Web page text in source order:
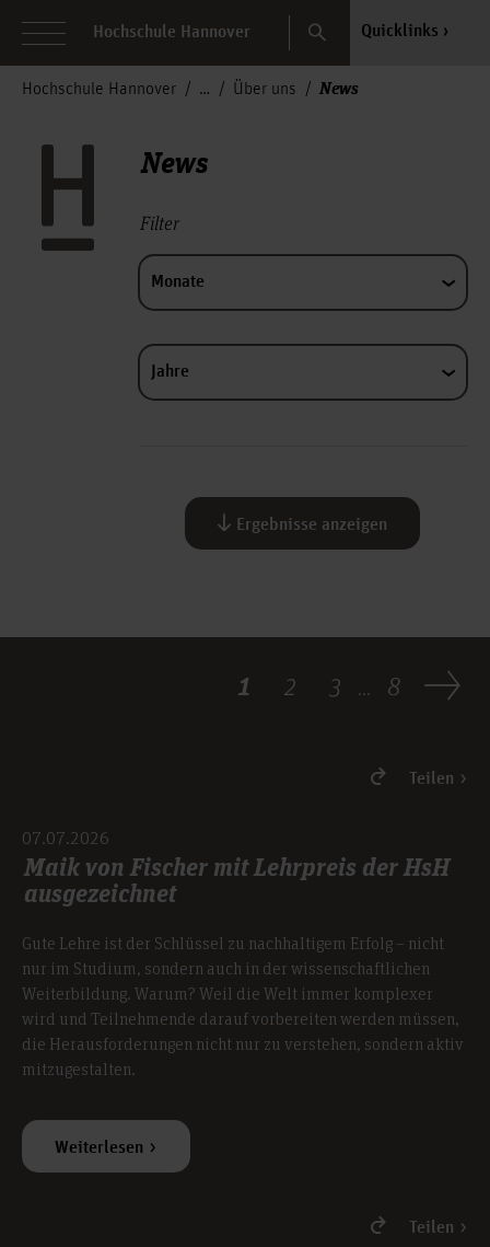
Hochschule Hannover Search Quicklinks
Hochschule Hannover Über uns News
News
Filter
Monate
Jahre
Ergebnisse anzeigen
1 2 3 ... 8
Teilen
07.07.2026
Maik von Fischer mit Lehrpreis der HsH
ausgezeichnet
Gute Lehre ist der Schlüssel zu nachhaltigem Erfolg – nicht
nur im Studium, sondern auch in der wissenschaftlichen
Weiterbildung. Warum? Weil die Welt immer komplexer
wird und Teilnehmende darauf vorbereiten werden müssen,
die Herausforderungen nicht nur zu verstehen, sondern aktiv
mitzugestalten.
Weiterlesen
Teilen